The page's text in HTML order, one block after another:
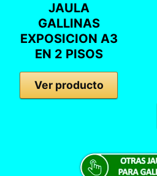
JAULA
GALLINAS
EXPOSICION A3
EN 2 PISOS
Ver producto